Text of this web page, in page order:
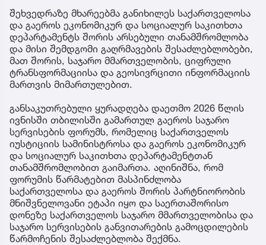
შეხვედრაზე მხარეებმა განიხილეს საქართველოსა
და გაეროს ეკონომიკურ და სოციალურ საკითხთა
დეპარტამენტს შორის არსებული თანამშრომლობა
და მისი შემდგომი გაღრმავების შესაძლებლობები,
მათ შორის, საჯარო მმართველობის, ციფრული
ტრანსფორმაციისა და გეოსივრცითი ინფორმაციის
მართვის მიმართულებით.
განსაკუთრებული ყურადღება დაეთმო 2026 წლის
ივნისში თბილისში გამართულ გაეროს საჯარო
სერვისების ფორუმს, რომელიც საქართველოს
იუსტიციის სამინისტროსა და გაეროს ეკონომიკურ
და სოციალურ საკითხთა დეპარტამენტთან
თანამშრომლობით გაიმართა. აღინიშნა, რომ
ფორუმის წარმატებით მასპინძლობა
საქართველოსა და გაეროს შორის პარტნიორობის
მნიშვნელოვანი ეტაპი იყო და საერთაშორისო
დონეზე საქართველოს საჯარო მმართველობისა და
საჯარო სერვისების განვითარების გამოცდილების
წარმოჩენის შესაძლებლობა შექმნა.